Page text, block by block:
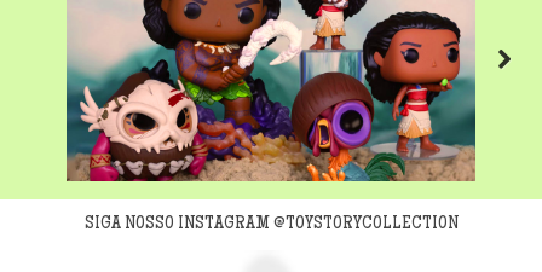
Next
SIGA NOSSO INSTAGRAM @TOYSTORYCOLLECTION